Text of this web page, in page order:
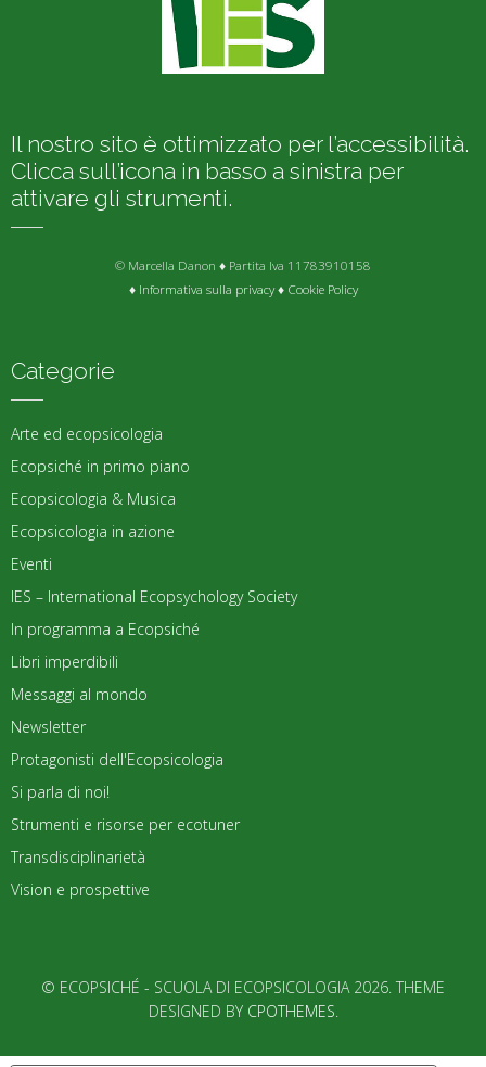
Il nostro sito è ottimizzato per l’accessibilità.
Clicca sull’icona in basso a sinistra per
attivare gli strumenti.
© Marcella Danon ♦ Partita Iva 11783910158
♦ Informativa sulla privacy♦ Cookie Policy
Categorie
Arte ed ecopsicologia
Ecopsiché in primo piano
Ecopsicologia & Musica
Ecopsicologia in azione
Eventi
IES – International Ecopsychology Society
In programma a Ecopsiché
Libri imperdibili
Messaggi al mondo
Newsletter
Protagonisti dell'Ecopsicologia
Si parla di noi!
Strumenti e risorse per ecotuner
Transdisciplinarietà
Vision e prospettive
© ECOPSICHÉ - SCUOLA DI ECOPSICOLOGIA 2026. THEME
DESIGNED BY CPOTHEMES.